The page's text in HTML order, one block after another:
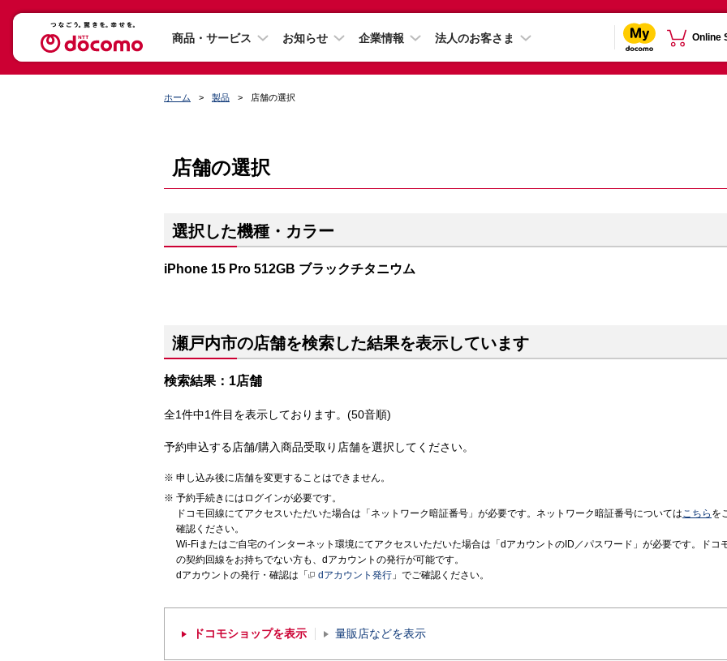
商品・サービス お知らせ 企業情報 法人のお客さま Online
ホーム 製品 店舗の選択
店舗の選択
選択した機種・カラー
iPhone 15 Pro 512GB ブラックチタニウム
瀬戸内市の店舗を検索した結果を表示しています
検索結果：1店舗
全1件中1件目を表示しております。(50音順)
予約申込する店舗/購入商品受取り店舗を選択してください。
申し込み後に店舗を変更することはできません。
予約手続きにはログインが必要です。
ドコモ回線にてアクセスいただいた場合は「ネットワーク暗証番号」が必要です。ネットワーク暗証番号についてはこちら を
確認ください。
Wi-Fiまたはご自宅のインターネット環境にてアクセスいただいた場合は「dアカウントのID／パスワード」が必要です。ドコ
の契約回線をお持ちでない方も、dアカウントの発行が可能です。
dアカウントの発行・確認は「
dアカウント発行 」でご確認ください。
ドコモショップを表示 量販店などを表示